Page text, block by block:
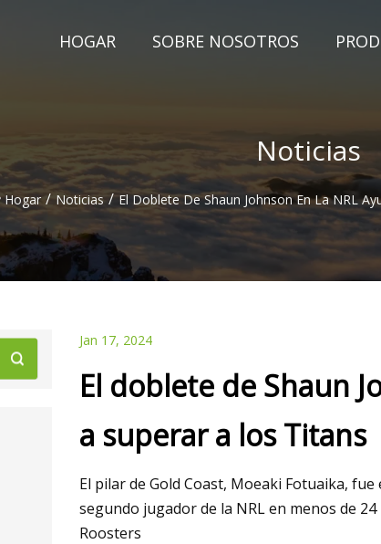
HOGAR SOBRE NOSOTROS
Noticias
Hogar / Noticias / El Doblete De Shaun Johnson En La NRL
May 24, 2023
Las mejores escaleras extensibles para
su negocio o lugar de trabajo
Jan 17, 2024
El doblete de Shaun
a superar a los Titans
El pilar de Gold Coast, Moeaki Fotuaika,
segundo jugador de la NRL en menos de
Roosters